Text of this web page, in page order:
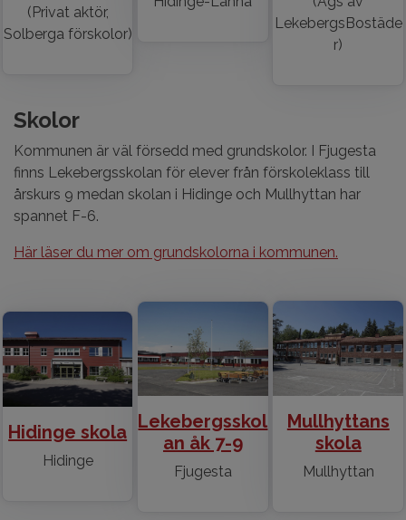
(Privat aktör,
Solberga förskolor)
LekebergsBostäde
r)
Skolor
Kommunen är väl försedd med grundskolor. I Fjugesta
finns Lekebergsskolan för elever från förskoleklass till
årskurs 9 medan skolan i Hidinge och Mullhyttan har
spannet F-6.
Här läser du mer om grundskolorna i kommunen.
Hidinge skola
Hidinge
Lekebergsskol
an åk 7-9
Fjugesta
Mullhyttans
skola
Mullhyttan